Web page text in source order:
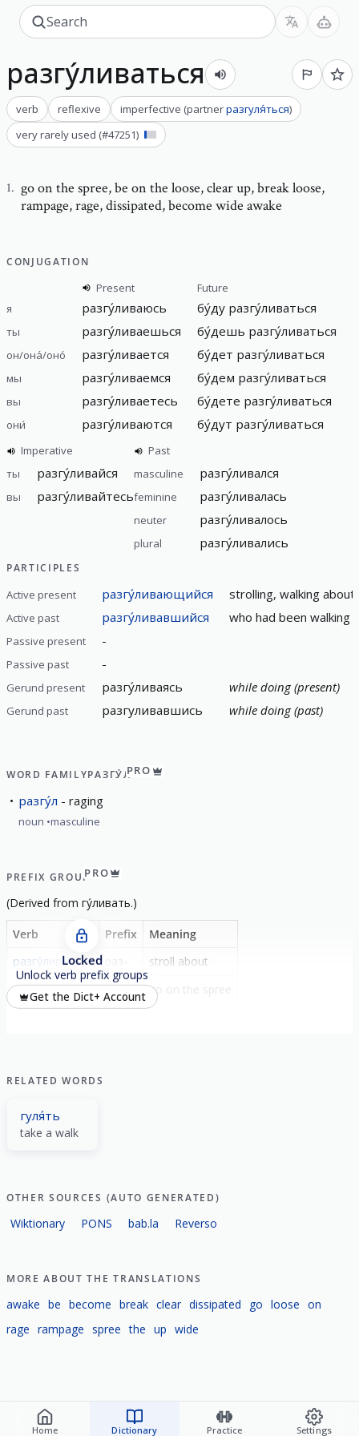
Home Dictionary Practice Settings
разгу́ливаться
verb reflexive imperfective (partnerразгуля́ться)
very rarely used (#47251)
1. go on the spree,be on the loose, clear up, break loose,
rampage, rage, dissipated, become wide awake
CONJUGATION
Present
Future
я
разгу́ливаюсь бу́ду разгу́ливаться
ты разгу́ливаешься бу́дешь разгу́ливаться
он/она́/оно́ разгу́ливается бу́дет разгу́ливаться
мы разгу́ливаемся бу́дем разгу́ливаться
вы разгу́ливаетесь бу́дете разгу́ливаться
они́ разгу́ливаются бу́дут разгу́ливаться
Imperative
ты
разгу́ливайся
вы разгу́ливайтесь
Past
masculine
разгу́ливался
feminine разгу́ливалась
neuter разгу́ливалось
plural разгу́ливались
PARTICIPLES
Active present разгу́ливающийся strolling, walking
Active past разгу́ливавшийся who had been walking
Passive present -
Passive past -
Gerund present разгу́ливаясь while doing (present)
Gerund past разгуливавшись while doing (past)
WORD FAMILYРАЗГУ́ЛPRO
разгу́л raging
noun masculine
PREFIX GROUPPRO
(Derived from гу́ливать.)
Verb Prefix
Meaning
разгу́ливать
раз-
stroll about
разгу́ливаться
- go on the spree
Locked
Unlock verb prefix groups
Get the Dict+ Account
RELATED WORDS
гуля́ть
take a walk
OTHER SOURCES (AUTO GENERATED)
Wiktionary PONS bab.la Reverso
MORE ABOUT THE TRANSLATIONS
awake be become break clear dissipated go loose on
rage rampage spree the up wide